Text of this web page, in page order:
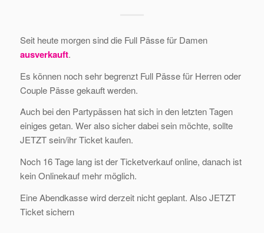
Seit heute morgen sind die Full Pässe für Damen
ausverkauft.
Es können noch sehr begrenzt Full Pässe für Herren oder
Couple Pässe gekauft werden.
Auch bei den Partypässen hat sich in den letzten Tagen
einiges getan. Wer also sicher dabei sein möchte, sollte
JETZT sein/ihr Ticket kaufen.
Noch 16 Tage lang ist der Ticketverkauf online, danach ist
kein Onlinekauf mehr möglich.
Eine Abendkasse wird derzeit nicht geplant. Also JETZT
Ticket sichern